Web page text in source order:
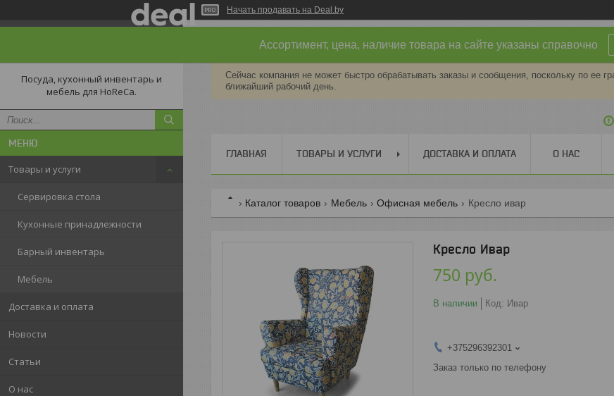
Начать продавать на Deal.by
Ассортимент, цена, наличие товара на сайте указаны справочно
Посуда, кухонный инвентарь и
мебель для HoReCa.
Товары и услуги
Сервировка стола
Кухонные принадлежности
Барный инвентарь
Мебель
Доставка и оплата
Новости
Статьи
О нас
Сейчас компания не может быстро обрабатывать заказы и сообщения, поскольку по ее
ближайший рабочий день.
ГЛАВНАЯ ТОВАРЫ И УСЛУГИ ДОСТАВКА И ОПЛАТА О НАС
Каталог товаров Мебель Офисная мебель Кресло ивар
Кресло Ивар
750 руб.
В наличии Код: Ивар
+375296392301
Заказ только по телефону